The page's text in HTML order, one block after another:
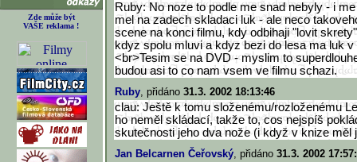
Zde může být
VAŠE reklama !
Ruby: No noze to podle me snad nebyly - i
mel na zadech skladaci luk - ale neco
scene na konci filmu, kdy odbihaji "lovit
kdyz spolu mluvi a kdyz bezi do lesa ma luk
<br>Tesim se na DVD - myslim to
budou asi to co nam vsem ve filmu schazi.
Ruby, přidáno 31.3. 2002 18:13:46
clau: Ještě k tomu složenému/rozloženému
ho neměl skládací, takže to, cos nejspíš
skutečnosti jeho dva nože (i když v knize měl
Jan Belcarnen Čeřovský, přidáno 31.3. 2002